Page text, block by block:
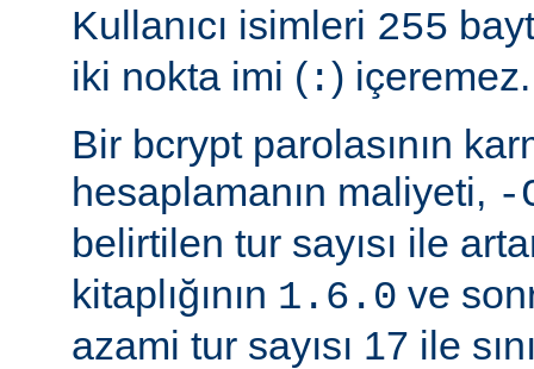
Kullanıcı isimleri 255
iki nokta imi ( :) içeremez.
Bir bcrypt parolasının
hesaplamanın maliyeti, -
belirtilen tur sayısı ile
kitaplığının 1.6.0 ve
azami tur sayısı 17 ile